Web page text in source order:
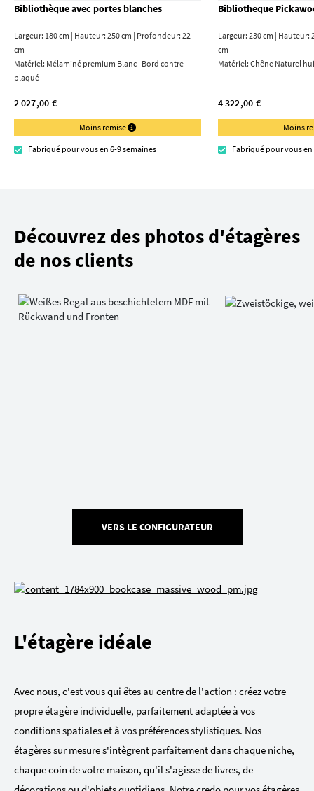
Bibliothèque avec portes blanches
Largeur: 180 cm | Hauteur: 250 cm | Profondeur: 22
cm
Matériel: Mélaminé premium Blanc | Bord contre­
plaqué
2 027,00 €
Moins remise
Fabriqué pour vous en 6-9 semaines
Bibliotheque
Largeur: 230 cm | Hauteur:
cm
Matériel:Chêne Naturel
4 322,00 €
Moins
Fabriqué pour vous en
Découvrez des photos d'étagères
de nos clients
VERS LE CONFIGURATEUR
L'étagère idéale
Avec nous, c'est vous qui êtes au centre de l'action : créez votre
propre étagère individuelle, parfaitement adaptée à vos
conditions spatiales et à vos préférences stylistiques. Nos
étagères sur mesure s'intègrent parfaitement dans chaque niche,
chaque coin de votre maison, qu'il s'agisse de livres, de